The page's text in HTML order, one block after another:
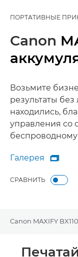
ПОРТАТИВНЫЕ
Canon
Возьмите
результаты
находились,
управления со
Галерея
Галерея

СРАВНИТЬ
Canon MAXIFY
Общая информация